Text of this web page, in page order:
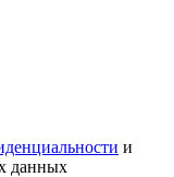
и
данных